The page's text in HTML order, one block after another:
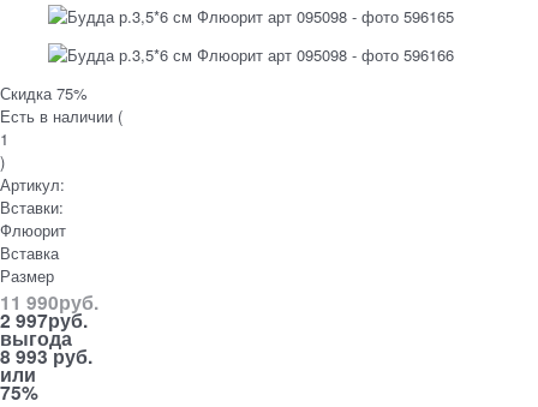
Скидка 75%
Есть в наличии (
1
)
Артикул:
Вставки:
Флюорит
Вставка
Размер
11 990руб.
2 997руб.
выгода
8 993 руб.
или
75%